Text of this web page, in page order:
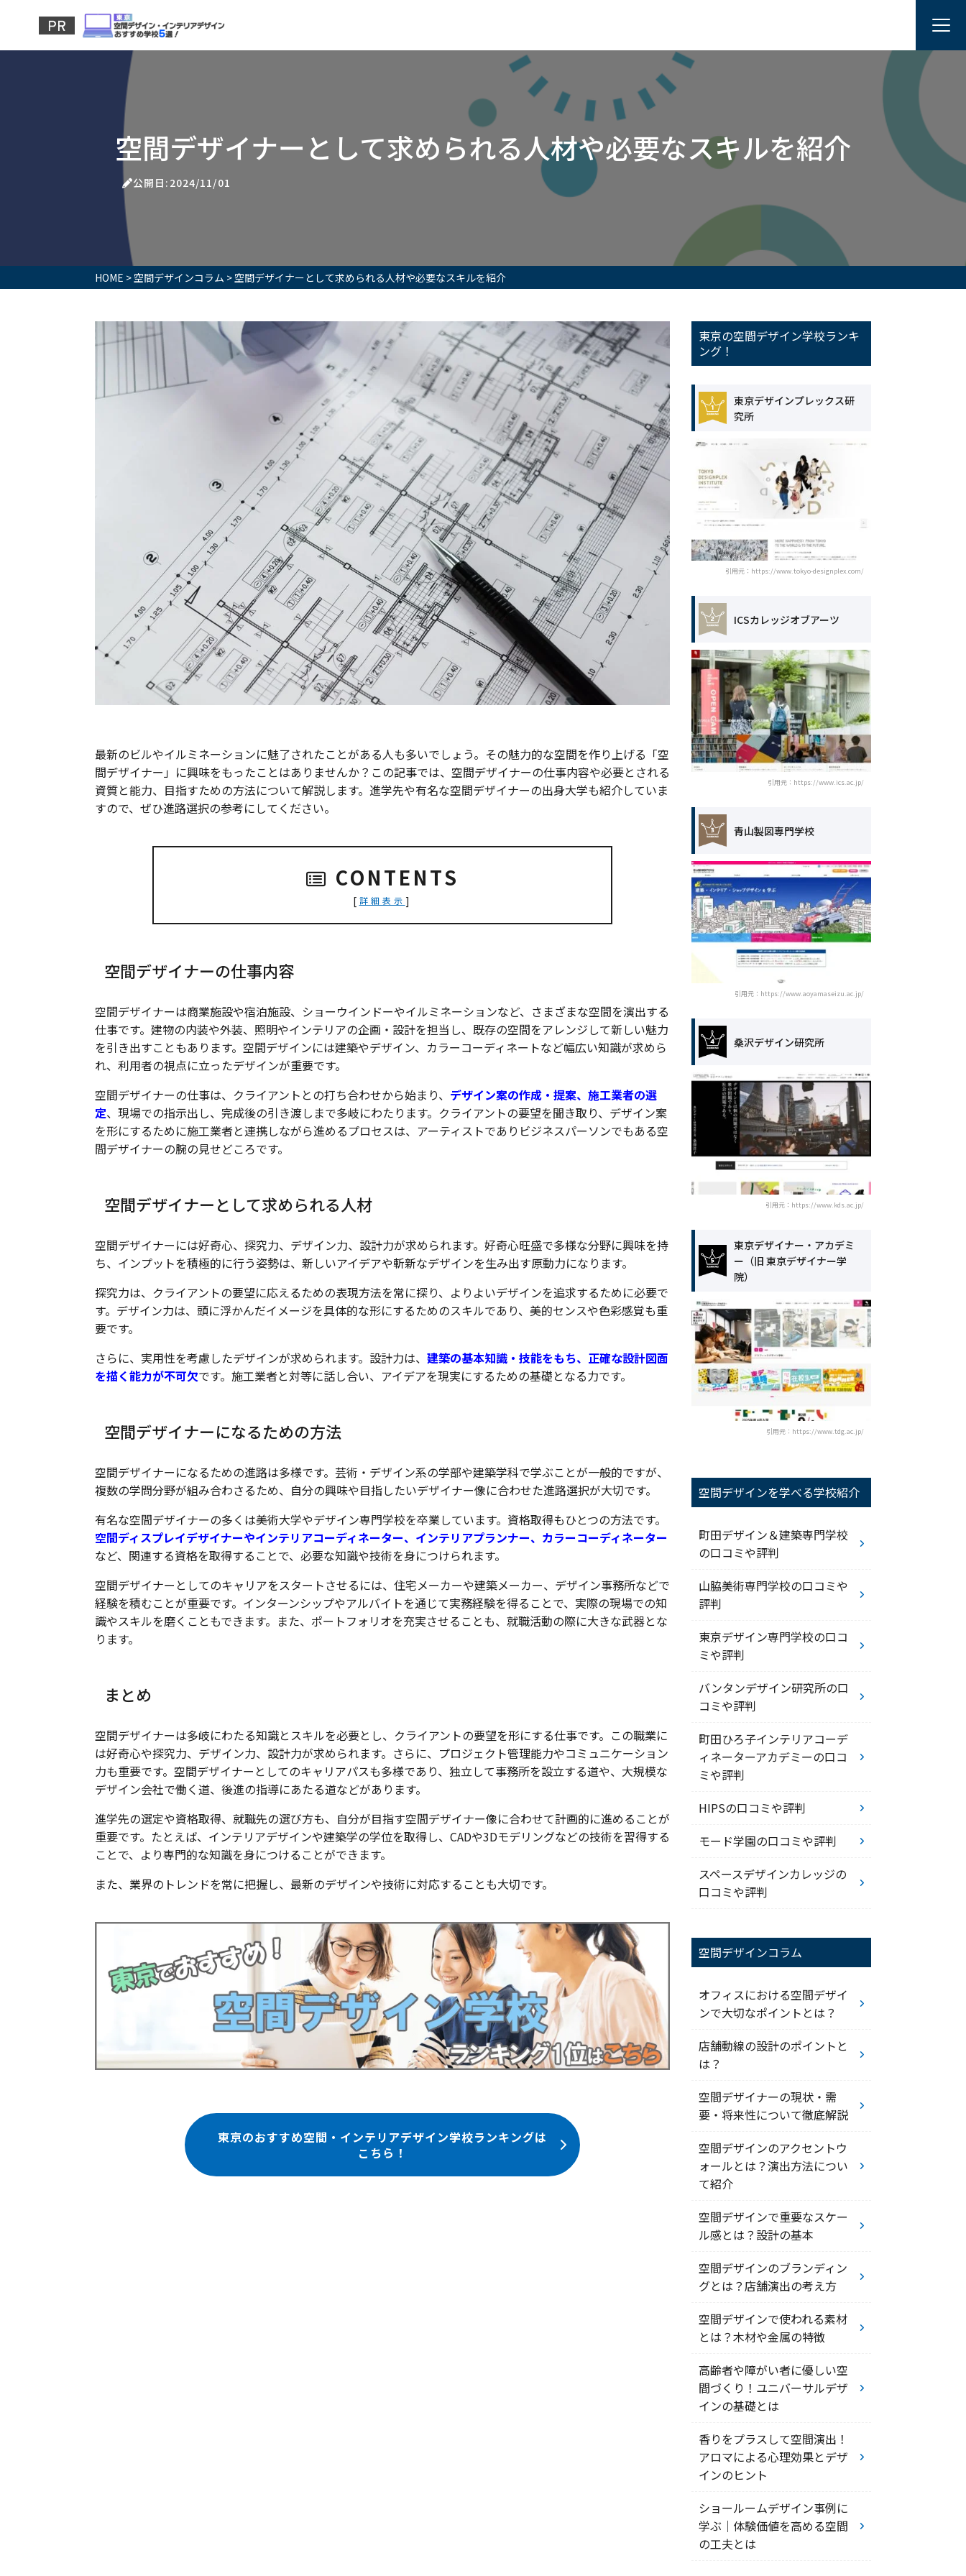
空間デザイナーとして求められる人材や必要なスキルを紹介
公開日:2024/11/01
HOME >空間デザインコラム >空間デザイナーとして求められる人材や必要なスキルを紹介
最新のビルやイルミネーションに魅了されたことがある人も多いでしょう。その魅力的な空間を作り上げる「空
間デザイナー」に興味をもったことはありませんか？この記事では、空間デザイナーの仕事内容や必要とされる
資質と能力、目指すための方法について解説します。進学先や有名な空間デザイナーの出身大学も紹介していま
すので、ぜひ進路選択の参考にしてください。
CONTENTS
[ 詳細表示 ]
空間デザイナーの仕事内容
空間デザイナーは商業施設や宿泊施設、ショーウインドーやイルミネーションなど、さまざまな空間を演出する
仕事です。建物の内装や外装、照明やインテリアの企画・設計を担当し、既存の空間をアレンジして新しい魅力
を引き出すこともあります。空間デザインには建築やデザイン、カラーコーディネートなど幅広い知識が求めら
れ、利用者の視点に立ったデザインが重要です。
空間デザイナーの仕事は、クライアントとの打ち合わせから始まり、 デザイン案の作成・提案、施工業者の選
定、現場での指示出し、完成後の引き渡しまで多岐にわたります。クライアントの要望を聞き取り、デザイン案
を形にするために施工業者と連携しながら進めるプロセスは、アーティストでありビジネスパーソンでもある空
間デザイナーの腕の見せどころです。
空間デザイナーとして求められる人材
空間デザイナーには好奇心、探究力、デザイン力、設計力が求められます。好奇心旺盛で多様な分野に興味を持
ち、インプットを積極的に行う姿勢は、新しいアイデアや斬新なデザインを生み出す原動力になります。
探究力は、クライアントの要望に応えるための表現方法を常に探り、よりよいデザインを追求するために必要で
す。デザイン力は、頭に浮かんだイメージを具体的な形にするためのスキルであり、美的センスや色彩感覚も重
要です。
さらに、実用性を考慮したデザインが求められます。設計力は、 建築の基本知識・技能をもち、正確な設計図面
を描く能力が不可欠です。施工業者と対等に話し合い、アイデアを現実にするための基礎となる力です。
空間デザイナーになるための方法
空間デザイナーになるための進路は多様です。芸術・デザイン系の学部や建築学科で学ぶことが一般的ですが、
複数の学問分野が組み合わさるため、自分の興味や目指したいデザイナー像に合わせた進路選択が大切です。
有名な空間デザイナーの多くは美術大学やデザイン専門学校を卒業しています。資格取得もひとつの方法です。
空間ディスプレイデザイナーやインテリアコーディネーター、インテリアプランナー、カラーコーディネーター
など、関連する資格を取得することで、必要な知識や技術を身につけられます。
空間デザイナーとしてのキャリアをスタートさせるには、住宅メーカーや建築メーカー、デザイン事務所などで
経験を積むことが重要です。インターンシップやアルバイトを通じて実務経験を得ることで、実際の現場での知
識やスキルを磨くこともできます。また、ポートフォリオを充実させることも、就職活動の際に大きな武器とな
ります。
まとめ
空間デザイナーは多岐にわたる知識とスキルを必要とし、クライアントの要望を形にする仕事です。この職業に
は好奇心や探究力、デザイン力、設計力が求められます。さらに、プロジェクト管理能力やコミュニケーション
力も重要です。空間デザイナーとしてのキャリアパスも多様であり、独立して事務所を設立する道や、大規模な
デザイン会社で働く道、後進の指導にあたる道などがあります。
進学先の選定や資格取得、就職先の選び方も、自分が目指す空間デザイナー像に合わせて計画的に進めることが
重要です。たとえば、インテリアデザインや建築学の学位を取得し、CADや3Dモデリングなどの技術を習得する
ことで、より専門的な知識を身につけることができます。
また、業界のトレンドを常に把握し、最新のデザインや技術に対応することも大切です。
東京のおすすめ空間・インテリアデザイン学校ランキングは
こちら！
東京の空間デザイン学校ランキ
ング！
東京デザインプレックス研
究所
引用元：https://www.tokyo-designplex.com/
ICSカレッジオブアーツ
引用元：https://www.ics.ac.jp/
青山製図専門学校
引用元：https://www.aoyamaseizu.ac.jp/
桑沢デザイン研究所
引用元：https://www.kds.ac.jp/
東京デザイナー・アカデミ
ー（旧 東京デザイナー学
院）
引用元：https://www.tdg.ac.jp/
空間デザインを学べる学校紹介
町田デザイン＆建築専門学校
の口コミや評判
山脇美術専門学校の口コミや
評判
東京デザイン専門学校の口コ
ミや評判
バンタンデザイン研究所の口
コミや評判
町田ひろ子インテリアコーデ
ィネーターアカデミーの口コ
ミや評判
HIPSの口コミや評判
モード学園の口コミや評判
スペースデザインカレッジの
口コミや評判
空間デザインコラム
オフィスにおける空間デザイ
ンで大切なポイントとは？
店舗動線の設計のポイントと
は？
空間デザイナーの現状・需
要・将来性について徹底解説
空間デザインのアクセントウ
ォールとは？演出方法につい
て紹介
空間デザインで重要なスケー
ル感とは？設計の基本
空間デザインのブランディン
グとは？店舗演出の考え方
空間デザインで使われる素材
とは？木材や金属の特徴
高齢者や障がい者に優しい空
間づくり！ユニバーサルデザ
インの基礎とは
香りをプラスして空間演出！
アロマによる心理効果とデザ
インのヒント
ショールームデザイン事例に
学ぶ｜体験価値を高める空間
の工夫とは